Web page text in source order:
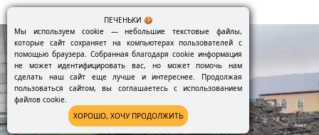
ПЕЧЕНЬКИ 🍪
Мы используем cookie — небольшие текстовые файлы,
которые сайт сохраняет на компьютерах пользователей с
помощью браузера. Собранная благодаря cookie информация
не может идентифицировать вас, но может помочь нам
сделать наш сайт еще лучше и интереснее. Продолжая
пользоваться сайтом, вы соглашаетесь с использованием
файлов cookie.
ХОРОШО, ХОЧУ ПРОДОЛЖИТЬ